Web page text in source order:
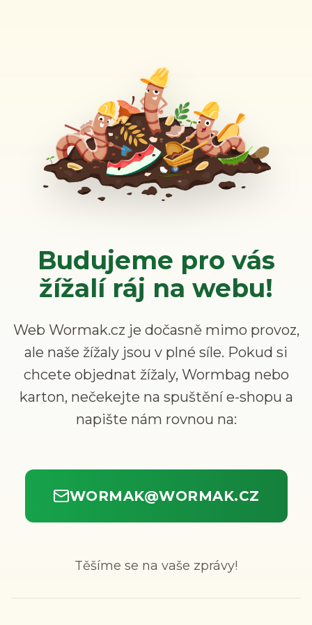
Budujeme pro vás
žížalí ráj na webu!
Web Wormak.cz je dočasně mimo provoz,
ale naše žížaly jsou v plné síle. Pokud si
chcete objednat žížaly, Wormbag nebo
karton, nečekejte na spuštění e-shopu a
napište nám rovnou na:
WORMAK@WORMAK.CZ
Těšíme se na vaše zprávy!